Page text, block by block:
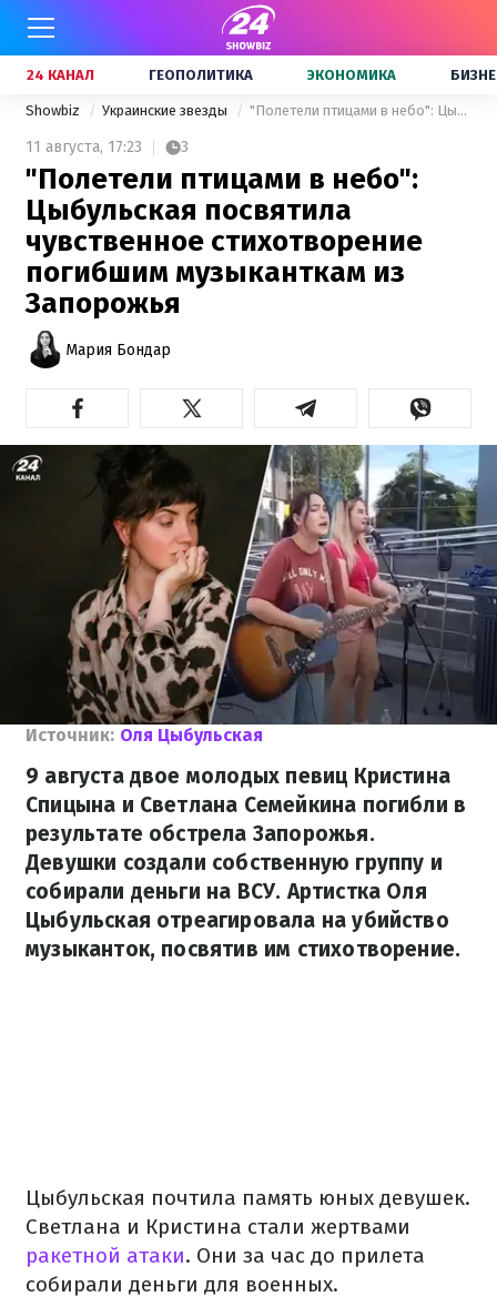
24 КАНАЛ ГЕОПОЛИТИКА ЭКОНОМИКА
Showbiz Украинские звезды "Полетели птицами в небо": Цыбульская посвятила чувственное стихотворение погибшим музыканткам из Запорожья
11 августа, 17:23 3
"Полетели птицами в небо":
Цыбульская посвятила
чувственное стихотворение
погибшим музыканткам из
Запорожья
Мария Бондар
Источник: Оля Цыбульская
9 августа двое молодых певиц Кристина
Спицына и Светлана Семейкина погибли в
результате обстрела Запорожья.
Девушки создали собственную группу и
собирали деньги на ВСУ. Артистка Оля
Цыбульская отреагировала на убийство
музыканток, посвятив им стихотворение.
Цыбульская почтила память юных девушек.
Светлана и Кристина стали жертвами
ракетной атаки. Они за час до прилета
собирали деньги для военных.